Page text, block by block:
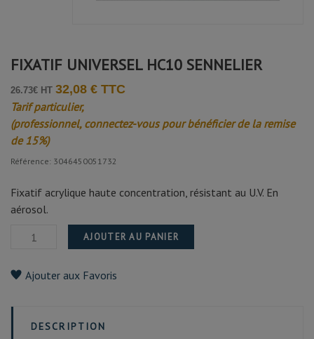
FIXATIF UNIVERSEL HC10 SENNELIER
26.73€ HT 32,08 € TTC
Tarif particulier,
(professionnel, connectez-vous pour bénéficier de la remise
de 15%)
Référence: 3046450051732
Fixatif acrylique haute concentration, résistant au U.V. En
aérosol.
AJOUTER AU PANIER
Ajouter aux Favoris
DESCRIPTION